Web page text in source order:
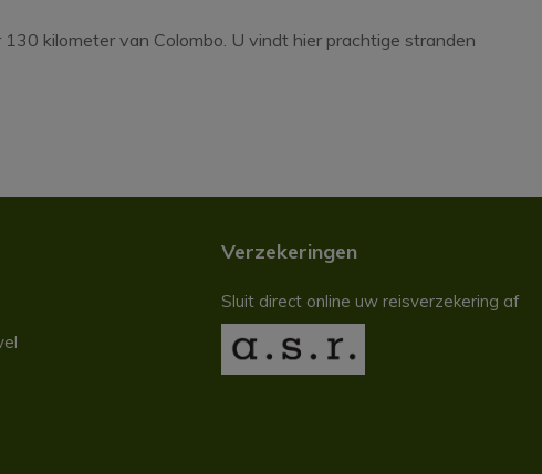
kilometer van Colombo. U vindt hier prachtige stranden
Verzekeringen
Sluit direct online uw reisverzekering af